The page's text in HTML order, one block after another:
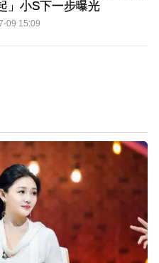
」小S下一步曝光
09 15:09